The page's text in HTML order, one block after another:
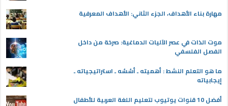
مهارة بناء الأهداف، الجزء الثاني: الأهداف المعرفية
موت الذات في عصر الآليات الدماغية: صرخة من داخل
الفصل الفلسفي
ما هو التعلم النشط : أهميته ـ أسُسُه ـ استراتيجياته ـ
إيجابياته
أفضل 10 قنوات يوتيوب لتعليم اللغة العربية للأطفال